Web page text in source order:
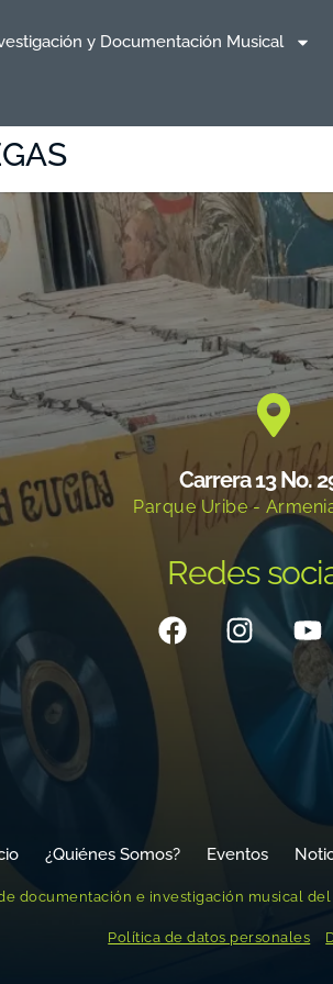
y Documentación Musical
Carrera 13 No.
Parque Uribe -
Redes
¿Quiénes Somos? Eventos
documentación e investigación musical
Política de datos personales